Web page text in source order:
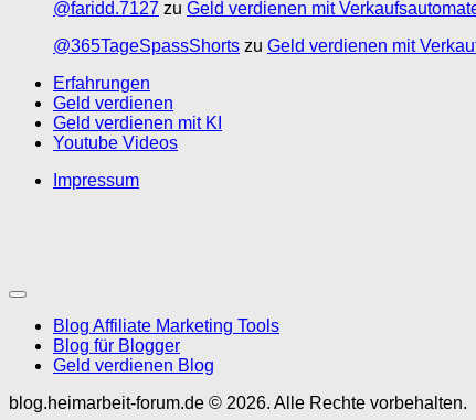
@faridd.7127 zu Geld verdienen mit
@365TageSpassShorts zu Geld verdienen mit
Erfahrungen
Geld verdienen
Geld verdienen mit KI
Youtube Videos
Impressum
Blog Affiliate Marketing Tools
Blog für Blogger
Geld verdienen Blog
blog.heimarbeit-forum.de © 2026. Alle Rechte vorbehalten.